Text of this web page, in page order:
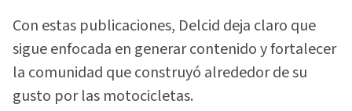
Con estas publicaciones, Delcid deja claro que
sigue enfocada en generar contenido y fortalecer
la comunidad que construyó alrededor de su
gusto por las motocicletas.